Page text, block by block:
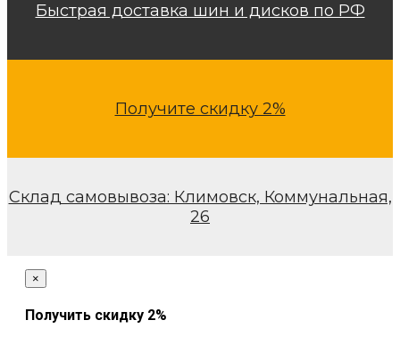
Быстрая доставка шин и дисков по РФ
Получите скидку 2%
Склад самовывоза: Климовск, Коммунальная,
26
×
Получить скидку 2%